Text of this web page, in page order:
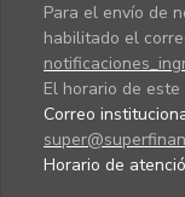
Para el envío de
habilitado el
El horario de este
Correo
Horario de